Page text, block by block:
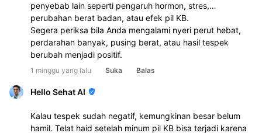
penyebab lain seperti pengaruh hormon, stres,
perubahan berat badan, atau efek pil KB.
Segera periksa bila Anda mengalami nyeri perut hebat,
perdarahan banyak, pusing berat, atau hasil tespek
berubah menjadi positif.
1 minggu yang lalu Suka Balas
Hello Sehat AI
Kalau tespek sudah negatif, kemungkinan besar belum
hamil. Telat haid setelah minum pil KB bisa terjadi karena